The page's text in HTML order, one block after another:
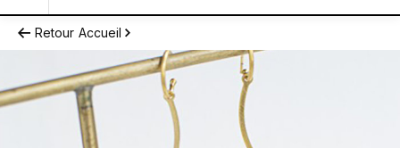
Retour Accueil